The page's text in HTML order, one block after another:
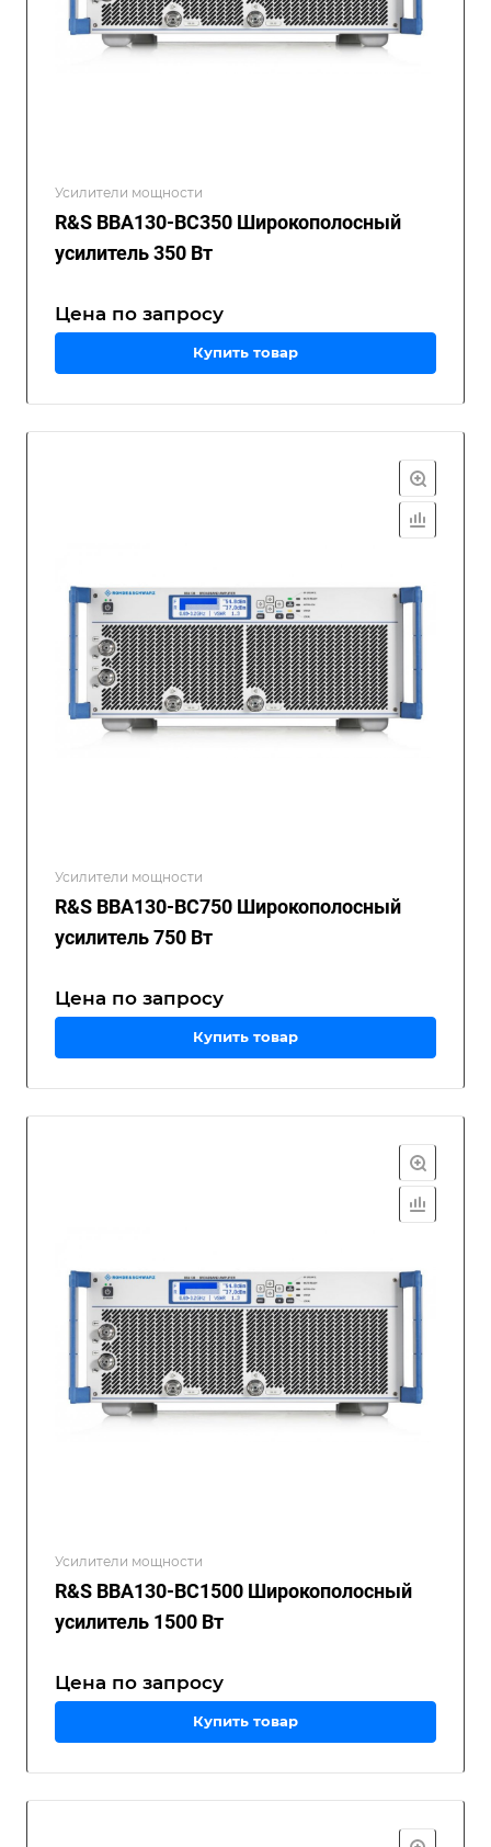
Усилители мощности
R&S BBA130-BC350 Широкополосный
усилитель 350 Вт
Цена по запросу
Купить товар
Усилители мощности
R&S BBA130-BC750 Широкополосный
усилитель 750 Вт
Цена по запросу
Купить товар
Усилители мощности
R&S BBA130-BC1500 Широкополосный
усилитель 1500 Вт
Цена по запросу
Купить товар